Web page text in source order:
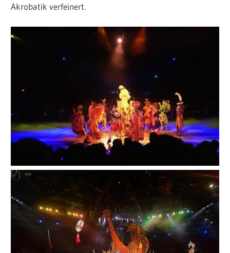
Akrobatik verfeinert.